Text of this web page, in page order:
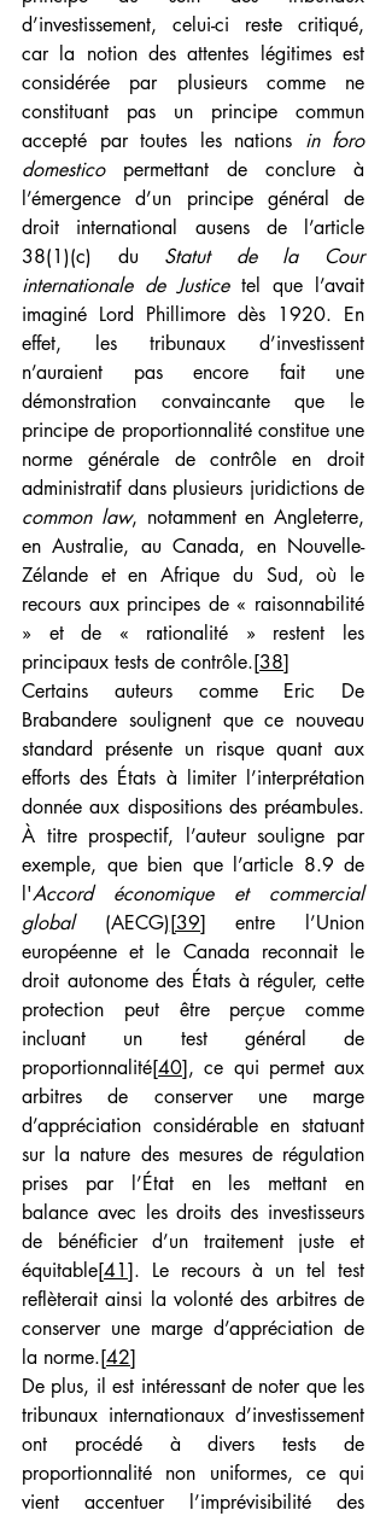
d’investissement, celui-ci reste critiqué,
car la notion des attentes légitimes est
considérée par plusieurs comme ne
constituant pas un principe commun
accepté par toutes les nations in foro
domestico permettant de conclure à
l’émergence d’un principe général de
droit international ausens de l’article
38(1)(c) du Statut de la Cour
internationale de Justice tel que l’avait
imaginé Lord Phillimore dès 1920. En
effet, les tribunaux d’investissent
n’auraient pas encore fait une
démonstration convaincante que le
principe de proportionnalité constitue une
norme générale de contrôle en droit
common law, notamment en Angleterre,
en Australie, au Canada, en Nouvelle-
Zélande et en Afrique du Sud, où le
recours aux principes de « raisonnabilité
» et de « rationalité » restent les
principaux tests de contrôle.[38]
Certains auteurs comme Eric De
Brabandere soulignent que ce nouveau
standard présente un risque quant aux
efforts des États à limiter l’interprétation
donnée aux dispositions des préambules.
À titre prospectif, l’auteur souligne par
exemple, que bien que l’article 8.9 de
l'Accord économique et commercial
global (AECG)[39] entre l’Union
européenne et le Canada reconnait le
droit autonome des États à réguler, cette
protection peut être perçue comme
incluant un test général de
proportionnalité[40], ce qui permet aux
arbitres de conserver une marge
d’appréciation considérable en statuant
sur la nature des mesures de régulation
prises par l’État en les mettant en
balance avec les droits des investisseurs
de bénéficier d’un traitement juste et
équitable[41]. Le recours à un tel test
reflèterait ainsi la volonté des arbitres de
conserver une marge d’appréciation de
la norme.[42]
De plus, il est intéressant de noter que les
tribunaux internationaux d’investissement
ont procédé à divers tests de
proportionnalité non uniformes, ce qui
vient accentuer l’imprévisibilité des